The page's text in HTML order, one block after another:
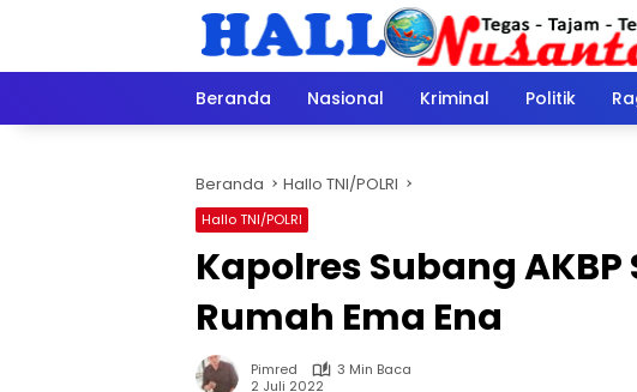
Beranda
Nasional Kriminal Politik
Beranda Hallo TNI/POLRI
Hallo TNI/POLRI
Kapolres Subang
Rumah Ema Ena
Pimred
3 Min Baca
2 Juli 2022